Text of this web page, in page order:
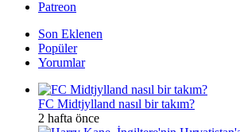
Patreon
Son Eklenen
Popüler
Yorumlar
FC Midtjylland nasıl bir takım?
2 hafta önce